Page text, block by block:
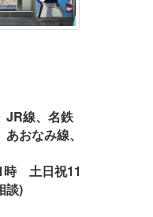
JR線、名鉄
おなみ線、
時 土日祝11
談)